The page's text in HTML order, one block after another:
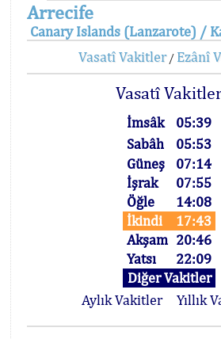
Arrecife
Canary Islands (Lanzarote) /
Vasatî Vakitler/ Ezânî
Vasatî
İmsâk
05:39
Sabâh
05:53
Güneş
07:14
İşrak
07:55
Öğle
14:08
İkindi
17:43
Akşam 20:46
Yatsı
22:09
Diğer Vakitler
Aylık Vakitler
Yıllık